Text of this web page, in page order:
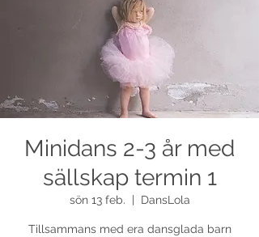
Minidans 2-3 år med
sällskap termin 1
sön 13 feb. DansLola
Tillsammans med era dansglada barn